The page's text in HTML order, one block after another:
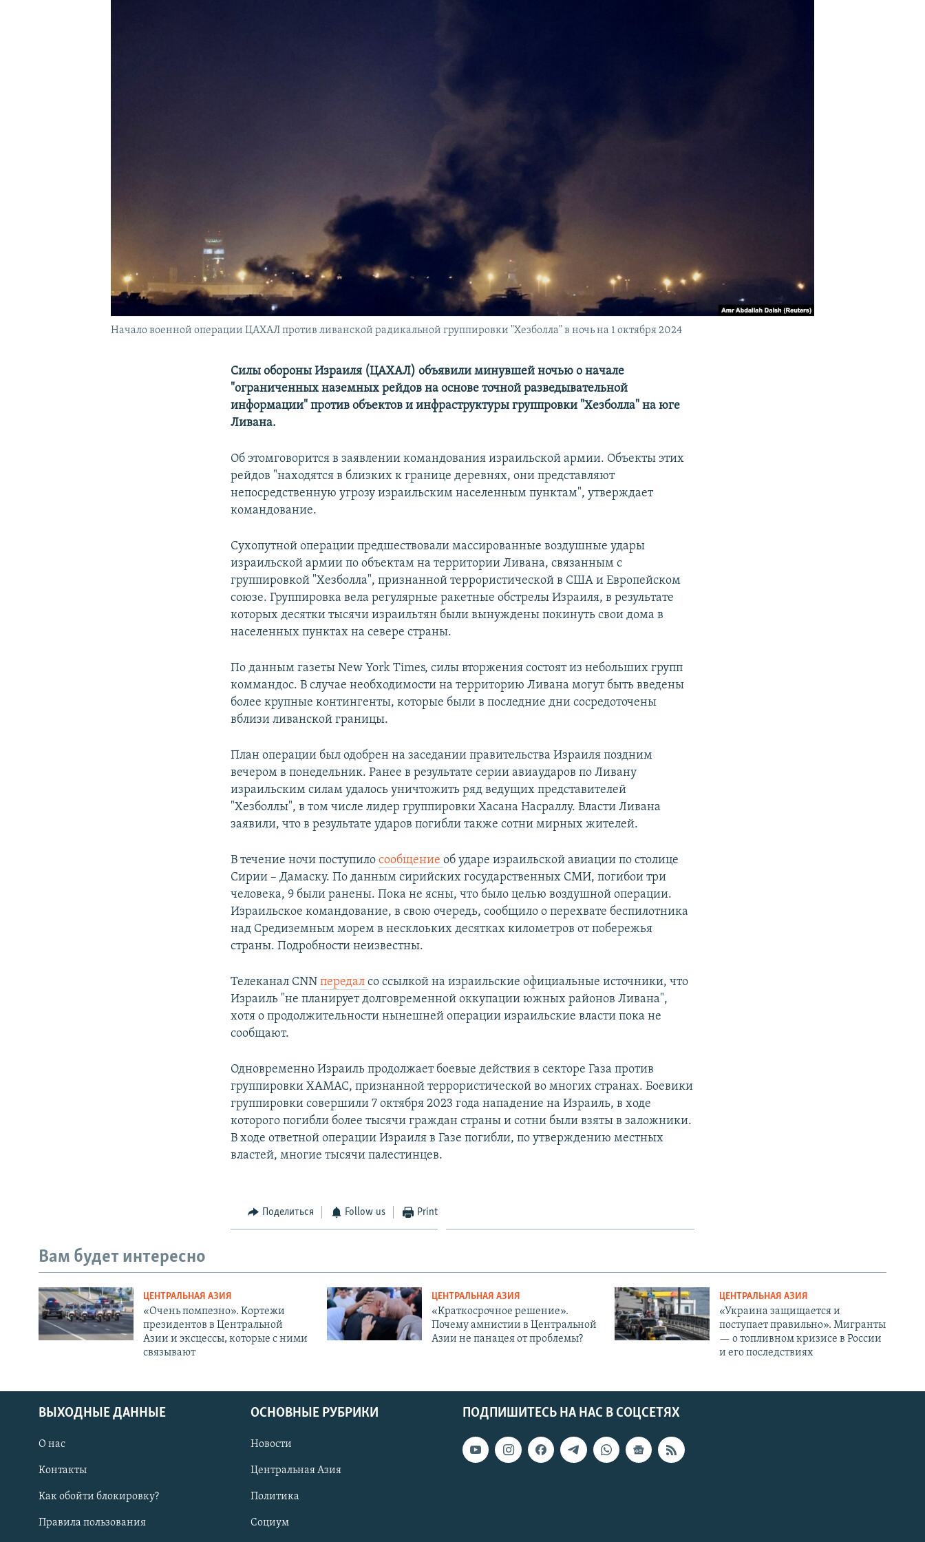
Начало военной операции ЦАХАЛ против ливанской радикальной группировки "Хезболла" в ночь на 1 октября 2024
Силы обороны Израиля (ЦАХАЛ) объявили минувшей ночью о начале
"ограниченных наземных рейдов на основе точной разведывательной
информации" против объектов и инфраструктуры группровки "Хезболла" на юге
Ливана.
Об этомговорится в заявлении командования израильской армии. Объекты этих
рейдов "находятся в близких к границе деревнях, они представляют
непосредственную угрозу израильским населенным пунктам", утверждает
командование.
Сухопутной операции предшествовали массированные воздушные удары
израильской армии по объектам на территории Ливана, связанным с
группировкой "Хезболла", признанной террористической в США и Европейском
союзе. Группировка вела регулярные ракетные обстрелы Израиля, в результате
которых десятки тысячи израильтян были вынуждены покинуть свои дома в
населенных пунктах на севере страны.
По данным газеты New York Times, силы вторжения состоят из небольших групп
коммандос. В случае необходимости на территорию Ливана могут быть введены
более крупные контингенты, которые были в последние дни сосредоточены
вблизи ливанской границы.
План операции был одобрен на заседании правительства Израиля поздним
вечером в понедельник. Ранее в результате серии авиаударов по Ливану
израильским силам удалось уничтожить ряд ведущих представителей
"Хезболлы", в том числе лидер группировки Хасана Насраллу. Власти Ливана
заявили, что в результате ударов погибли также сотни мирных жителей.
В течение ночи поступилосообщениеоб ударе израильской авиации по столице
Сирии – Дамаску. По данным сирийских государственных СМИ, погибои три
человека, 9 были ранены. Пока не ясны, что было целью воздушной операции.
Израильское командование, в свою очередь, сообщило о перехвате беспилотника
над Средиземным морем в несклоьких десятках километров от побережья
страны. Подробности неизвестны.
Телеканал CNNпередалсо ссылкой на израильские официальные источники, что
Израиль "не планирует долговременной оккупации южных районов Ливана",
хотя о продолжительности нынешней операции израильские власти пока не
сообщают.
Одновременно Израиль продолжает боевые действия в секторе Газа против
группировки ХАМАС, признанной террористической во многих странах. Боевики
группировки совершили 7 октября 2023 года нападение на Израиль, в ходе
которого погибли более тысячи граждан страны и сотни были взяты в заложники.
В ходе ответной операции Израиля в Газе погибли, по утверждению местных
властей, многие тысячи палестинцев.
Поделиться Follow us Print
Вам будет интересно
ЦЕНТРАЛЬНАЯ АЗИЯ
«Очень помпезно». Кортежи
президентов в Центральной
Азии и эксцессы, которые с ними
связывают
ЦЕНТРАЛЬНАЯ АЗИЯ
«Краткосрочное решение».
Почему амнистии в Центральной
Азии не панацея от проблемы?
ЦЕНТРАЛЬНАЯ АЗИЯ
«Украина защищается и
поступает правильно». Мигранты
— о топливном кризисе в России
и его последствиях
ПОДПИШИТЕСЬ НА НАС В СОЦСЕТЯХ
ВЫХОДНЫЕ ДАННЫЕ
О нас
Контакты
Как обойти блокировку?
Правила пользования
ОСНОВНЫЕ РУБРИКИ
Новости
Центральная Азия
Политика
Социум